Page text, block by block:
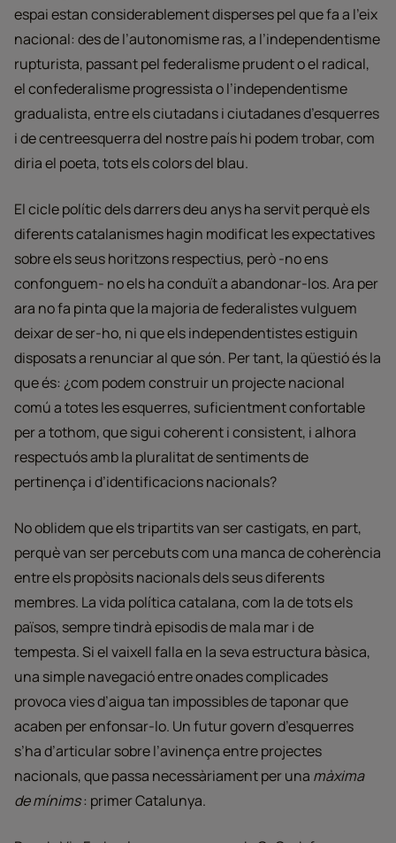
espai estan considerablement disperses pel que fa a l’eix
nacional: des de l’autonomisme ras, a l’independentisme
rupturista, passant pel federalisme prudent o el radical,
el confederalisme progressista o l’independentisme
gradualista, entre els ciutadans i ciutadanes d’esquerres
i de centreesquerra del nostre país hi podem trobar, com
diria el poeta, tots els colors del blau.
El cicle polític dels darrers deu anys ha servit perquè els
diferents catalanismes hagin modificat les expectatives
sobre els seus horitzons respectius, però -no ens
confonguem- no els ha conduït a abandonar-los. Ara per
ara no fa pinta que la majoria de federalistes vulguem
deixar de ser-ho, ni que els independentistes estiguin
disposats a renunciar al que són. Per tant, la qüestió és la
que és: ¿com podem construir un projecte nacional
comú a totes les esquerres, suficientment confortable
per a tothom, que sigui coherent i consistent, i alhora
respectuós amb la pluralitat de sentiments de
pertinença i d’identificacions nacionals?
No oblidem que els tripartits van ser castigats, en part,
perquè van ser percebuts com una manca de coherència
entre els propòsits nacionals dels seus diferents
membres. La vida política catalana, com la de tots els
països, sempre tindrà episodis de mala mar i de
tempesta. Si el vaixell falla en la seva estructura bàsica,
una simple navegació entre onades complicades
provoca vies d’aigua tan impossibles de taponar que
acaben per enfonsar-lo. Un futur govern d’esquerres
s’ha d’articular sobre l’avinença entre projectes
nacionals, que passa necessàriament per una màxima
de mínims: primer Catalunya.